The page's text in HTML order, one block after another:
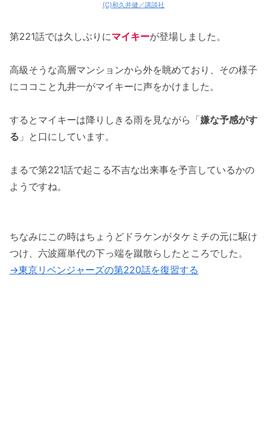
(C)和久井健／講談社
第221話では久しぶりにマイキーが登場しました。
高級そうな高層マンションから外を眺めており、その様子
にココこと九井一がマイキーに声をかけました。
するとマイキーは降りしきる雨を見ながら「嫌な予感がす
る 」と口にしています。
まるで第221話で起こる不吉な出来事を予言しているかの
ようですね。
ちなみにこの時はちょうどドラケンがタケミチの元に駆け
つけ、六波羅単代の下っ端を蹴散らしたところでした。
→東京リベンジャーズの第220話を復習する